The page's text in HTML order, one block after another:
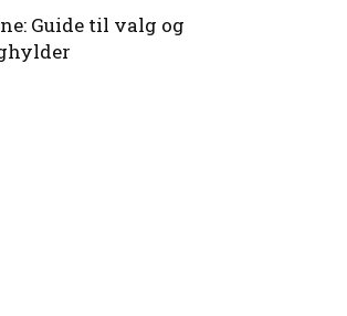
Guide til valg og